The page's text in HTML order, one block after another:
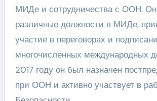
МИДе и сотрудничества с ООН.
различные должности в МИДе,
участие в переговорах и
многочисленных международных
2017 году он был назначен
при ООН и активно участвует в